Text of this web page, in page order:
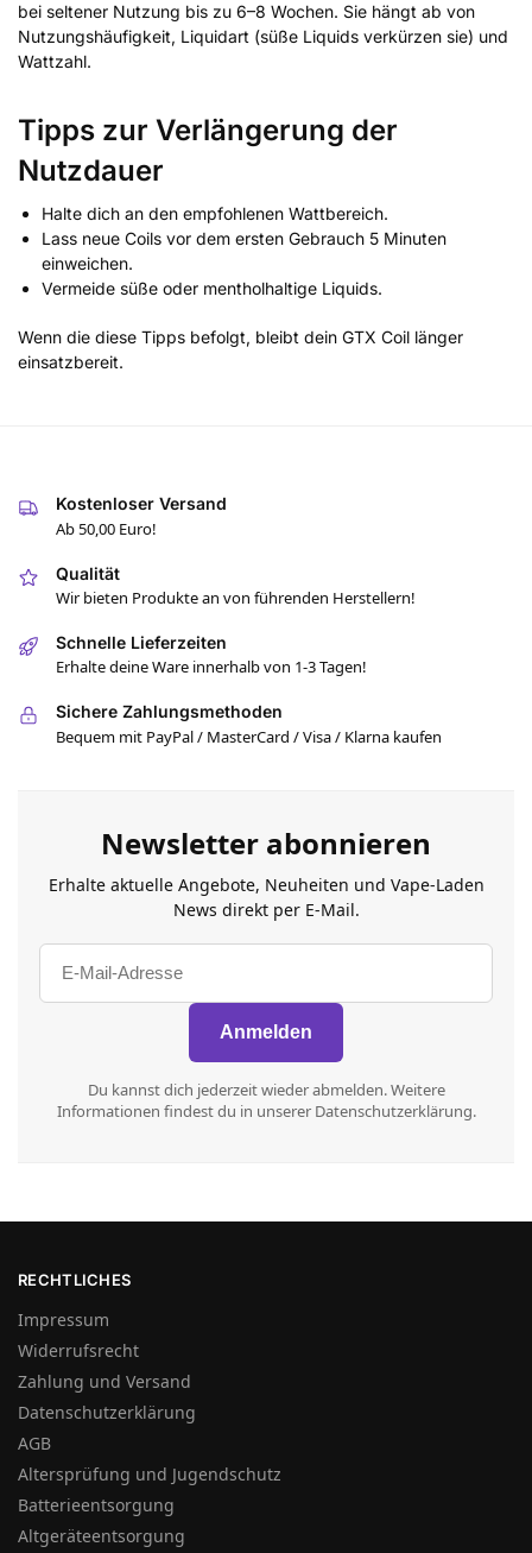
bei seltener Nutzung bis zu 6–8 Wochen. Sie hängt ab von
Nutzungshäufigkeit, Liquidart (süße Liquids verkürzen sie) und
Wattzahl.
Tipps zur Verlängerung der
Nutzdauer
Halte dich an den empfohlenen Wattbereich.
Lass neue Coils vor dem ersten Gebrauch 5 Minuten
einweichen.
Vermeide süße oder mentholhaltige Liquids.
Wenn die diese Tipps befolgt, bleibt dein GTX Coil länger
einsatzbereit.
Kostenloser Versand
Ab 50,00 Euro!
Qualität
Wir bieten Produkte an von führenden Herstellern!
Schnelle Lieferzeiten
Erhalte deine Ware innerhalb von 1-3 Tagen!
Sichere Zahlungsmethoden
Bequem mit PayPal / MasterCard / Visa / Klarna kaufen
Newsletter abonnieren
Erhalte aktuelle Angebote, Neuheiten und Vape-Laden
News direkt per E-Mail.
Du kannst dich jederzeit wieder abmelden. Weitere
Informationen findest du in unserer Datenschutzerklärung.
RECHTLICHES
Impressum
Widerrufsrecht
Zahlung und Versand
Datenschutzerklärung
AGB
Altersprüfung und Jugendschutz
Batterieentsorgung
Altgeräteentsorgung